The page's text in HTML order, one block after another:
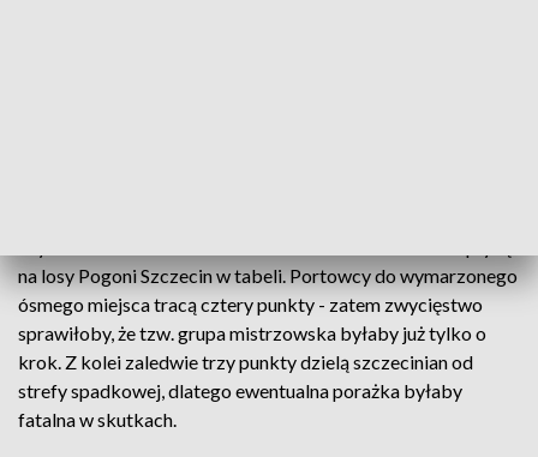
na losy Pogoni Szczecin w tabeli. Portowcy do wymarzonego
ósmego miejsca tracą cztery punkty - zatem zwycięstwo
sprawiłoby, że tzw. grupa mistrzowska byłaby już tylko o
krok. Z kolei zaledwie trzy punkty dzielą szczecinian od
strefy spadkowej, dlatego ewentualna porażka byłaby
fatalna w skutkach.